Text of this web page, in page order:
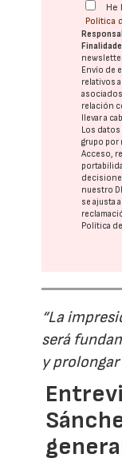
He
Política
Envío de
relativos
relación
llevar a
Los
grupo por
Acceso,
nuestro
se ajusta
Política
“La
será
y